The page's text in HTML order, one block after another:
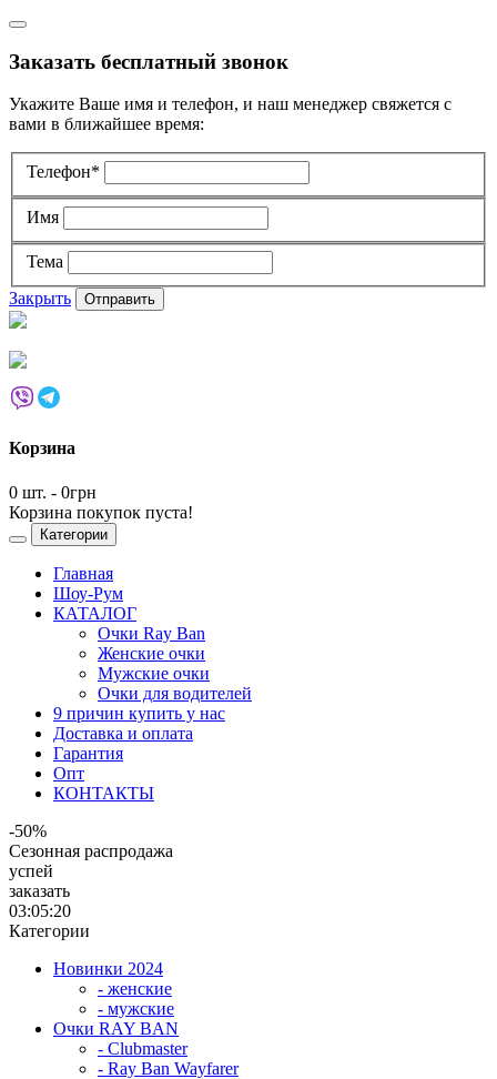
Заказать бесплатный звонок
Укажите Ваше имя и телефон, и наш менеджер свяжется с
вами в ближайшее время:
Телефон*
Имя
Тема
Закрыть
Корзина
0 шт. - 0грн
Корзина покупок пуста!
Категории
Главная
Шоу-Рум
КАТАЛОГ
Очки Ray Ban
Женские очки
Мужские очки
Очки для водителей
9 причин купить у нас
Доставка и оплата
Гарантия
Опт
КОНТАКТЫ
-50%
Сезонная распродажа
успей
заказать
03:05:20
Категории
Новинки 2024
- женские
- мужские
Очки RAY BAN
- Clubmaster
- Ray Ban Wayfarer